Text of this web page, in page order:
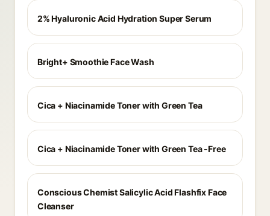
2% Hyaluronic Acid Hydration Super Serum
Bright+ Smoothie Face Wash
Cica + Niacinamide Toner with Green Tea
Cica + Niacinamide Toner with Green Tea -Free
Conscious Chemist Salicylic Acid Flashfix Face
Cleanser